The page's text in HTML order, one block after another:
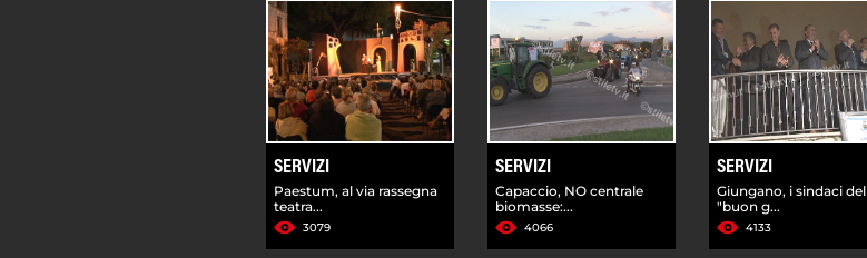
SERVIZI
Paestum, al via rassegna
teatra...
3079
SERVIZI
Capaccio, NO centrale
biomasse:...
4066
SERVIZI
Giungano, i sindaci del
"buon g...
4133